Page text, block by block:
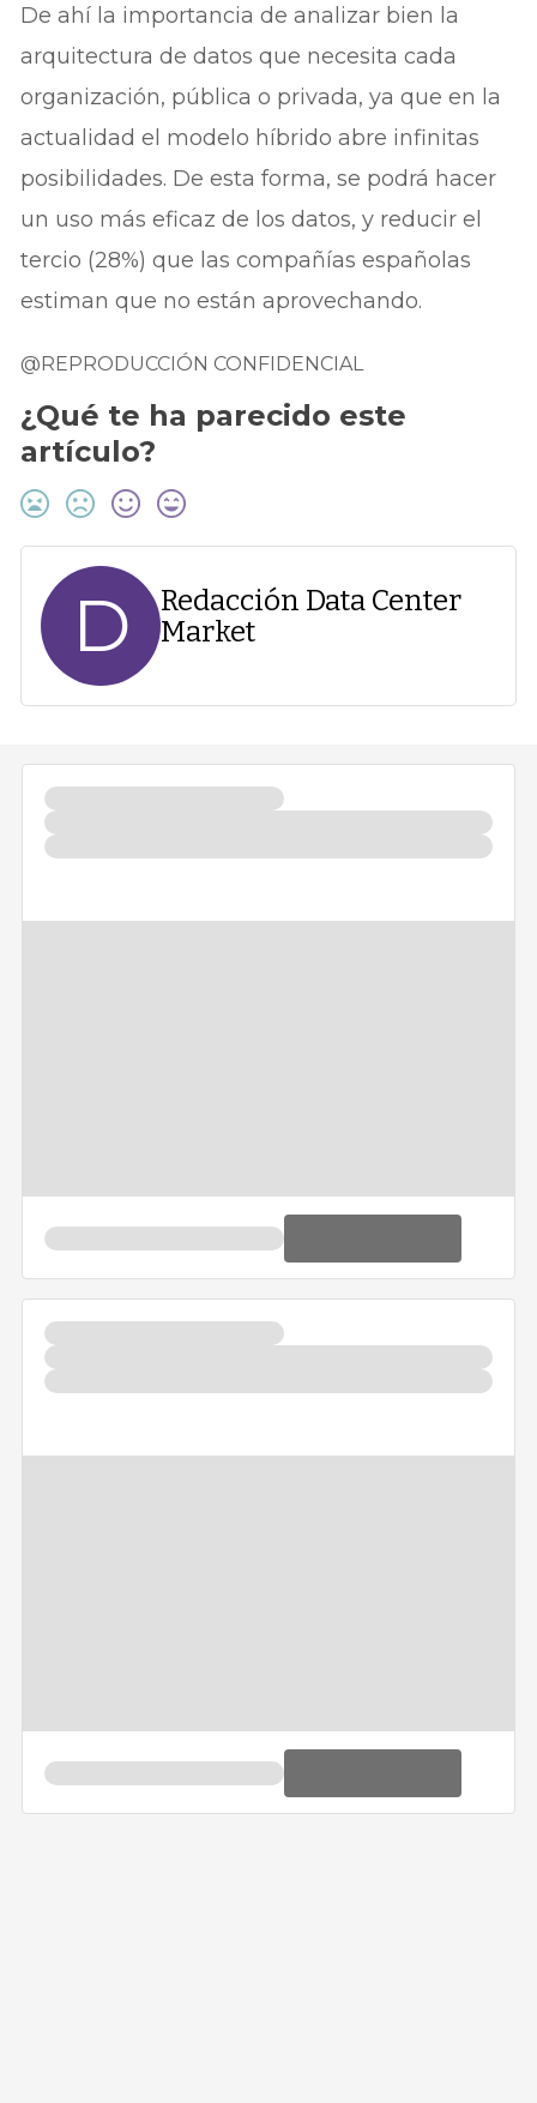
De ahí la importancia de analizar bien la
arquitectura de datos que necesita cada
organización, pública o privada, ya que en la
actualidad el modelo híbrido abre infinitas
posibilidades. De esta forma, se podrá hacer
un uso más eficaz de los datos, y reducir el
tercio (28%) que las compañías españolas
estiman que no están aprovechando.
@REPRODUCCIÓN CONFIDENCIAL
¿Qué te ha parecido este
artículo?
D
Redacción Data Center
Market